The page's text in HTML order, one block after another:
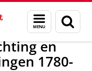
Menu
en
zoeken
en
1780-